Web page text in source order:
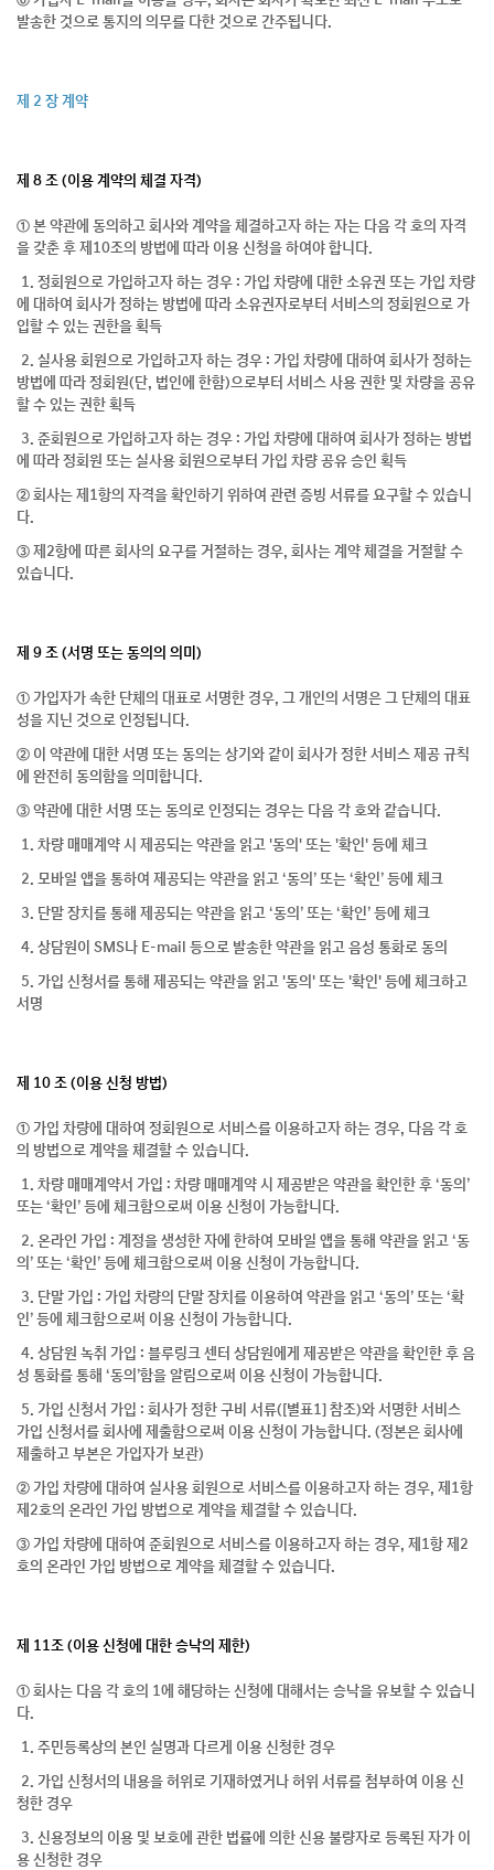
발송한 것으로 통지의 의무를 다한 것으로 간주됩니다.
제 2 장 계약
제 8 조 (이용 계약의 체결 자격)
① 본 약관에 동의하고 회사와 계약을 체결하고자 하는 자는 다음 각 호의 자격
을 갖춘 후 제10조의 방법에 따라 이용 신청을 하여야 합니다.
1. 정회원으로 가입하고자 하는 경우 : 가입 차량에 대한 소유권 또는 가입 차량
에 대하여 회사가 정하는 방법에 따라 소유권자로부터 서비스의 정회원으로 가
입할 수 있는 권한을 획득
2. 실사용 회원으로 가입하고자 하는 경우 : 가입 차량에 대하여 회사가 정하는
방법에 따라 정회원(단, 법인에 한함)으로부터 서비스 사용 권한 및 차량을 공유
할 수 있는 권한 획득
3. 준회원으로 가입하고자 하는 경우 : 가입 차량에 대하여 회사가 정하는 방법
에 따라 정회원 또는 실사용 회원으로부터 가입 차량 공유 승인 획득
② 회사는 제1항의 자격을 확인하기 위하여 관련 증빙 서류를 요구할 수 있습니
다.
③ 제2항에 따른 회사의 요구를 거절하는 경우, 회사는 계약 체결을 거절할 수
있습니다.
제 9 조 (서명 또는 동의의 의미)
① 가입자가 속한 단체의 대표로 서명한 경우, 그 개인의 서명은 그 단체의 대표
성을 지닌 것으로 인정됩니다.
② 이 약관에 대한 서명 또는 동의는 상기와 같이 회사가 정한 서비스 제공 규칙
에 완전히 동의함을 의미합니다.
③ 약관에 대한 서명 또는 동의로 인정되는 경우는 다음 각 호와 같습니다.
1. 차량 매매계약 시 제공되는 약관을 읽고 '동의' 또는 '확인' 등에 체크
2. 모바일 앱을 통하여 제공되는 약관을 읽고 ‘동의’ 또는 ‘확인’ 등에 체크
3. 단말 장치를 통해 제공되는 약관을 읽고 ‘동의’ 또는 ‘확인’ 등에 체크
4. 상담원이 SMS나 E-mail 등으로 발송한 약관을 읽고 음성 통화로 동의
5. 가입 신청서를 통해 제공되는 약관을 읽고 '동의' 또는 '확인' 등에 체크하고
서명
제 10 조 (이용 신청 방법)
① 가입 차량에 대하여 정회원으로 서비스를 이용하고자 하는 경우, 다음 각 호
의 방법으로 계약을 체결할 수 있습니다.
1. 차량 매매계약서 가입 : 차량 매매계약 시 제공받은 약관을 확인한 후 ‘동의’
또는 ‘확인’ 등에 체크함으로써 이용 신청이 가능합니다.
2. 온라인 가입 : 계정을 생성한 자에 한하여 모바일 앱을 통해 약관을 읽고 ‘동
의’ 또는 ‘확인’ 등에 체크함으로써 이용 신청이 가능합니다.
3. 단말 가입 : 가입 차량의 단말 장치를 이용하여 약관을 읽고 ‘동의’ 또는 ‘확
인’ 등에 체크함으로써 이용 신청이 가능합니다.
4. 상담원 녹취 가입 : 블루링크 센터 상담원에게 제공받은 약관을 확인한 후 음
성 통화를 통해 ‘동의’함을 알림으로써 이용 신청이 가능합니다.
5. 가입 신청서 가입 : 회사가 정한 구비 서류([별표1] 참조)와 서명한 서비스
가입 신청서를 회사에 제출함으로써 이용 신청이 가능합니다. (정본은 회사에
제출하고 부본은 가입자가 보관)
② 가입 차량에 대하여 실사용 회원으로 서비스를 이용하고자 하는 경우, 제1항
제2호의 온라인 가입 방법으로 계약을 체결할 수 있습니다.
③ 가입 차량에 대하여 준회원으로 서비스를 이용하고자 하는 경우, 제1항 제2
호의 온라인 가입 방법으로 계약을 체결할 수 있습니다.
제 11조 (이용 신청에 대한 승낙의 제한)
① 회사는 다음 각 호의 1에 해당하는 신청에 대해서는 승낙을 유보할 수 있습니
다.
1. 주민등록상의 본인 실명과 다르게 이용 신청한 경우
2. 가입 신청서의 내용을 허위로 기재하였거나 허위 서류를 첨부하여 이용 신
청한 경우
3. 신용정보의 이용 및 보호에 관한 법률에 의한 신용 불량자로 등록된 자가 이
용 신청한 경우